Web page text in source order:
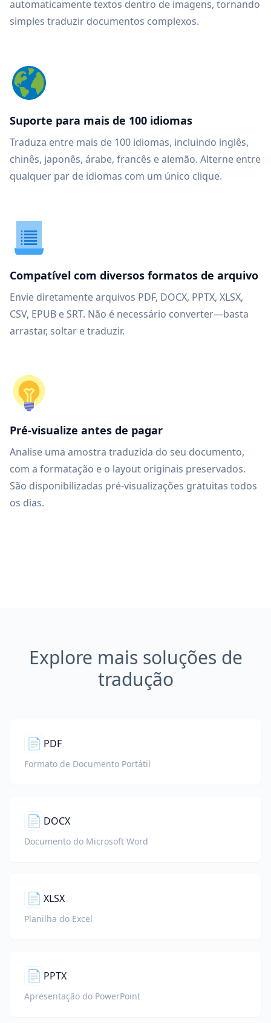
automaticamente textos dentro de imagens, tornando
simples traduzir documentos complexos.
Suporte para mais de 100 idiomas
Traduza entre mais de 100 idiomas, incluindo inglês,
chinês, japonês, árabe, francês e alemão. Alterne entre
qualquer par de idiomas com um único clique.
Compatível com diversos formatos de arquivo
Envie diretamente arquivos PDF, DOCX, PPTX, XLSX,
CSV, EPUB e SRT. Não é necessário converter—basta
arrastar, soltar e traduzir.
Pré-visualize antes de pagar
Analise uma amostra traduzida do seu documento,
com a formatação e o layout originais preservados.
São disponibilizadas pré-visualizações gratuitas todos
os dias.
Explore mais soluções de
tradução
📄 PDF
Formato de Documento Portátil
📄 DOCX
Documento do Microsoft Word
📄 XLSX
Planilha do Excel
📄 PPTX
Apresentação do PowerPoint